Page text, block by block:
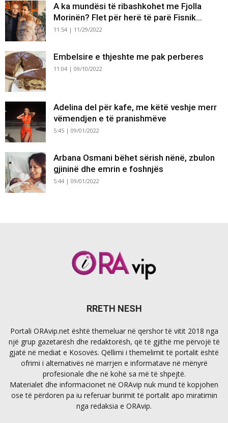
A ka mundësi të ribashkohet me Fjolla
Morinën? Flet për herë të parë Fisnik...
11:54 | 11/29/2022
Embelsire e thjeshte me pak perberes
11:04 | 09/10/2022
Adelina del për kafe, me këtë veshje merr
vëmendjen e të pranishmëve
5:45 | 09/01/2022
Arbana Osmani bëhet sërish nënë, zbulon
gjininë dhe emrin e foshnjës
5:44 | 09/01/2022
RRETH NESH
Portali ORAvip.net është themeluar në qershor të vitit 2018 nga
një grup gazetarësh dhe redaktorësh, që të gjithë me përvojë të
gjatë në mediat e Kosovës. Qëllimi i themelimit të portalit është
ofrimi i alternativës në marrjen e informatave në mënyrë
profesionale dhe në kohë sa më të shpejtë.
Materialet dhe informacionet në ORAvip nuk mund të kopjohen
ose të përdoren pa iu referuar burimit të portalit apo miratimin
nga redaksia e ORAvip.